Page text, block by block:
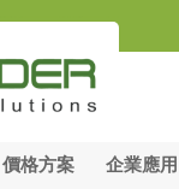
價格方案 企業應用